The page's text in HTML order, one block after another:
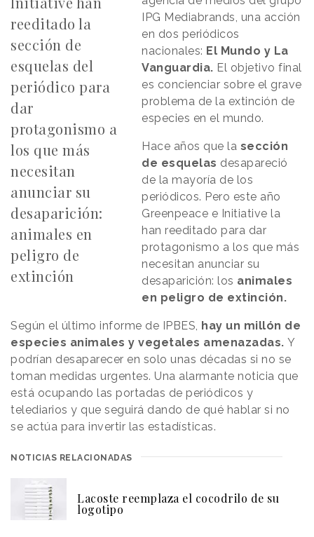
reeditado la
sección de
esquelas del
periódico para
dar
protagonismo a
los que más
necesitan
anunciar su
desaparición:
animales en
peligro de
extinción
IPG Mediabrands, una acción
en dos periódicos
nacionales: El Mundo y La
Vanguardia. El objetivo final
es concienciar sobre el grave
problema de la extinción de
especies en el mundo.
Hace años que la sección
de esquelas desapareció
de la mayoría de los
periódicos. Pero este año
Greenpeace e Initiative la
han reeditado para dar
protagonismo a los que más
necesitan anunciar su
desaparición: los animales
en peligro de extinción.
Según el último informe de IPBES, hay un millón de
especies animales y vegetales amenazadas. Y
podrían desaparecer en solo unas décadas si no se
toman medidas urgentes. Una alarmante noticia que
está ocupando las portadas de periódicos y
telediarios y que seguirá dando de qué hablar si no
se actúa para invertir las estadísticas.
NOTICIAS RELACIONADAS
Lacoste reemplaza el cocodrilo de su
logotipo